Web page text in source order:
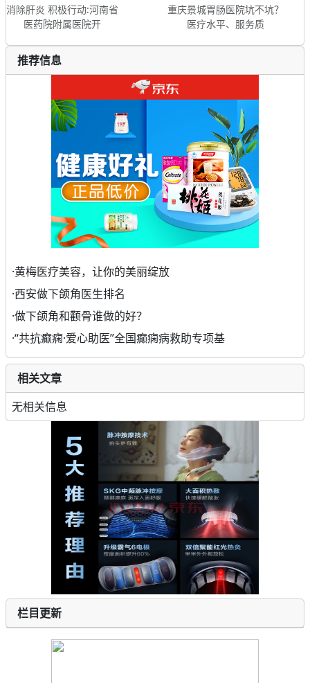
消除肝炎 积极行动:河南省
医药院附属医院开
重庆景城胃肠医院坑不坑？
医疗水平、服务质
推荐信息
·黄梅医疗美容，让你的美丽绽放
·西安做下颌角医生排名
·做下颌角和颧骨谁做的好？
·“共抗癫痫·爱心助医”全国癫痫病救助专项基
相关文章
无相关信息
栏目更新